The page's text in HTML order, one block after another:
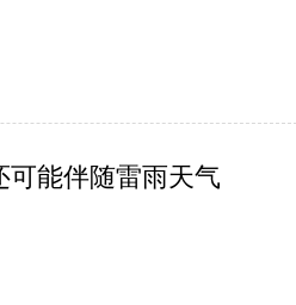
可能伴随雷雨天气